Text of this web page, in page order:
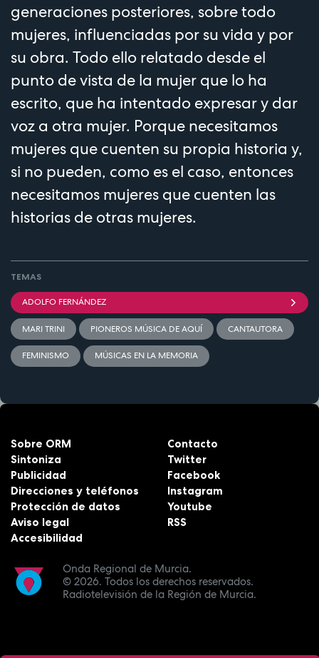
generaciones posteriores, sobre todo
mujeres, influenciadas por su vida y por
su obra. Todo ello relatado desde el
punto de vista de la mujer que lo ha
escrito, que ha intentado expresar y dar
voz a otra mujer. Porque necesitamos
mujeres que cuenten su propia historia y,
si no pueden, como es el caso, entonces
necesitamos mujeres que cuenten las
historias de otras mujeres.
TEMAS
ADOLFO FERNÁNDEZ
MARI TRINI PIONEROS MÚSICA DE AQUÍ CANTAUTORA
FEMINISMO MÚSICAS EN LA MEMORIA
Onda Regional de Murcia.
© 2026. Todos los derechos reservados.
Radiotelevisión de la Región de Murcia.
Sobre ORM
Sintoniza
Publicidad
Direcciones y teléfonos
Protección de datos
Aviso legal
Accesibilidad
Contacto
Twitter
Facebook
Instagram
Youtube
RSS